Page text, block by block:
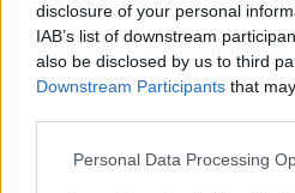
disclosure of your personal
IAB’s list of downstream
also be disclosed by us to third
Downstream Participants that
Personal Data Processing
pasiekia per 4,9
Abiejų modelių